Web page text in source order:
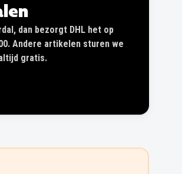
dan bezorgt DHL het op
Andere artikelen sturen we
gratis.